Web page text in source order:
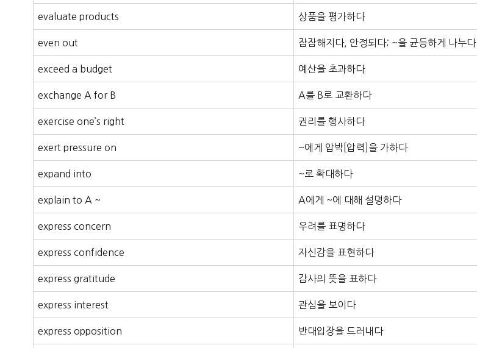
evaluate products 상품을 평가하다
even out 잠잠해지다, 안정되다; ~을 균등하게 나누다
exceed a budget 예산을 초과하다
exchange A for B A를 B로 교환하다
exercise one’s right 권리를 행사하다
exert pressure on ~에게 압박[압력]을 가하다
expand into ~로 확대하다
explain to A ~ A에게 ~에 대해 설명하다
express concern 우려를 표명하다
express confidence 자신감을 표현하다
express gratitude 감사의 뜻을 표하다
express interest 관심을 보이다
express opposition 반대입장을 드러내다